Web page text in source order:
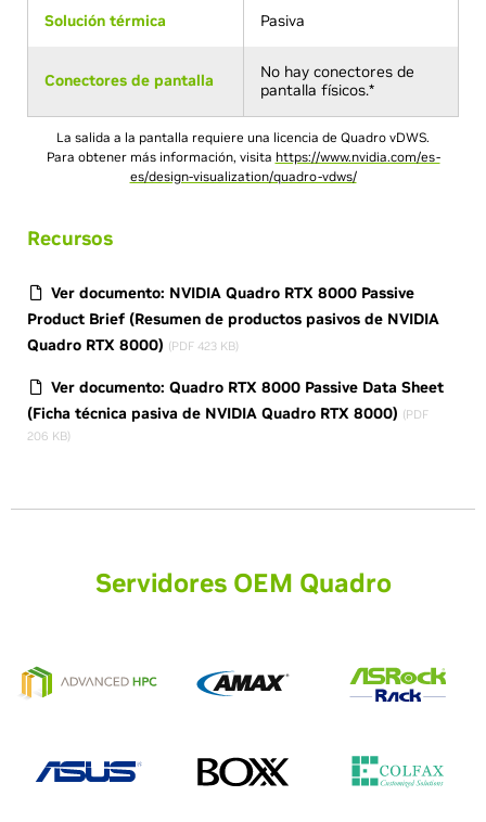
Solución térmica Pasiva
Conectores de pantalla
No hay conectores de
pantalla físicos.*
La salida a la pantalla requiere una licencia de Quadro vDWS.
Para obtener más información, visita https://www.nvidia.com/es-
es/design-visualization/quadro-vdws/
Recursos
Ver documento: NVIDIA Quadro RTX 8000 Passive
Product Brief (Resumen de productos pasivos de NVIDIA
Quadro RTX 8000) (PDF 423 KB)
Ver documento: Quadro RTX 8000 Passive Data Sheet
(Ficha técnica pasiva de NVIDIA Quadro RTX 8000) (PDF
206 KB)
Servidores OEM Quadro